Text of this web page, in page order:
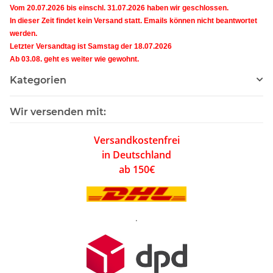
Vom 20.07.2026 bis einschl. 31.07.2026 haben wir geschlossen.
In dieser Zeit findet kein Versand statt. Emails können nicht beantwortet
werden.
Letzter Versandtag ist Samstag der 18.07.2026
Ab 03.08. geht es weiter wie gewohnt.
Kategorien
Wir versenden mit:
Versandkostenfrei
in Deutschland
ab 150€
.